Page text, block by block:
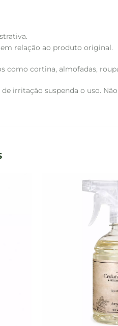
relação ao produto original.
como cortina, almofadas,
irritação suspenda o uso.